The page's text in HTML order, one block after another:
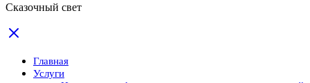
Сказочный свет
Главная
Услуги